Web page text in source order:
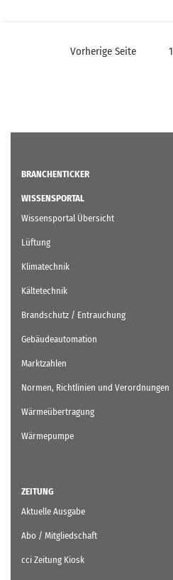
Seitennummerierung
Vorherige Seite 1
BRANCHENTICKER
WISSENSPORTAL
Wissensportal Übersicht
Lüftung
Klimatechnik
Kältetechnik
Brandschutz / Entrauchung
Gebäudeautomation
Marktzahlen
Normen, Richtlinien und Verordnungen
Wärmeübertragung
Wärmepumpe
ZEITUNG
Aktuelle Ausgabe
Abo / Mitgliedschaft
cci Zeitung Kiosk